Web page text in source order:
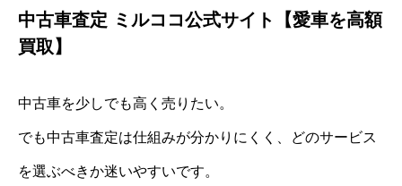
中古車査定 ミルココ公式サイト【愛車を高額
買取】
中古車を少しでも高く売りたい。
でも中古車査定は仕組みが分かりにくく、どのサービス
を選ぶべきか迷いやすいです。